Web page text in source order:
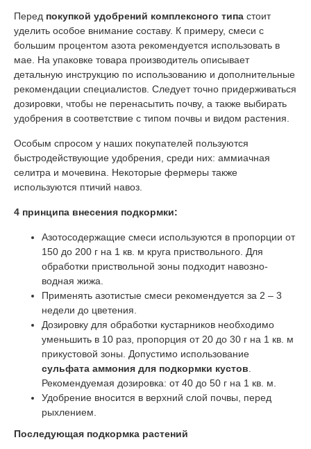
Перед покупкой удобрений комплексного типа стоит
уделить особое внимание составу. К примеру, смеси с
большим процентом азота рекомендуется использовать в
мае. На упаковке товара производитель описывает
детальную инструкцию по использованию и дополнительные
рекомендации специалистов. Следует точно придерживаться
дозировки, чтобы не перенасытить почву, а также выбирать
удобрения в соответствие с типом почвы и видом растения.
Особым спросом у наших покупателей пользуются
быстродействующие удобрения, среди них: аммиачная
селитра и мочевина. Некоторые фермеры также
используются птичий навоз.
4 принципа внесения подкормки:
Азотосодержащие смеси используются в пропорции от
150 до 200 г на 1 кв. м круга приствольного. Для
обработки приствольной зоны подходит навозно-
водная жижа.
Применять азотистые смеси рекомендуется за 2 – 3
недели до цветения.
Дозировку для обработки кустарников необходимо
уменьшить в 10 раз, пропорция от 20 до 30 г на 1 кв. м
прикустовой зоны. Допустимо использование
сульфата аммония для подкормки кустов
Рекомендуемая дозировка: от 40 до 50 г на 1 кв. м.
Удобрение вносится в верхний слой почвы, перед
рыхлением.
Последующая подкормка растений